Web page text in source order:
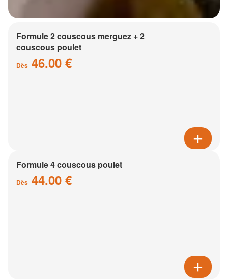
Formule 2 couscous merguez + 2
couscous poulet
Dès 46.00 €
Formule 4 couscous poulet
Dès 44.00 €